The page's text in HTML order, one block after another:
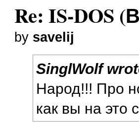
Re: IS-DOS
by savelij
SinglWolf
Народ!!! Про
как вы на это